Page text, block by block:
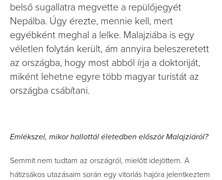
belső sugallatra megvette a repülőjegyét
Nepálba. Úgy érezte, mennie kell, mert
egyébként meghal a lelke. Malajziába is egy
véletlen folytán került, ám annyira beleszeretett
az országba, hogy most abból írja a doktoriját,
miként lehetne egyre több magyar turistát az
országba csábítani.
Emlékszel, mikor hallottál életedben először Malajziáról?
Semmit nem tudtam az országról, mielőtt idejöttem. A
hátizsákos utazásaim során egy vitorlás hajóra jelentkeztem